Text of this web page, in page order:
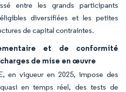
entre les grands participants
diversifiées et les petites
de capital contraintes.
et de conformité
de mise en œuvre
en vigueur en 2025, impose des
en temps réel, des tests de